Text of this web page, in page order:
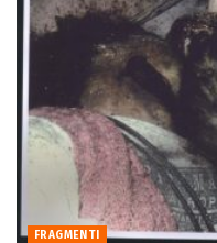
FRAGMENTI